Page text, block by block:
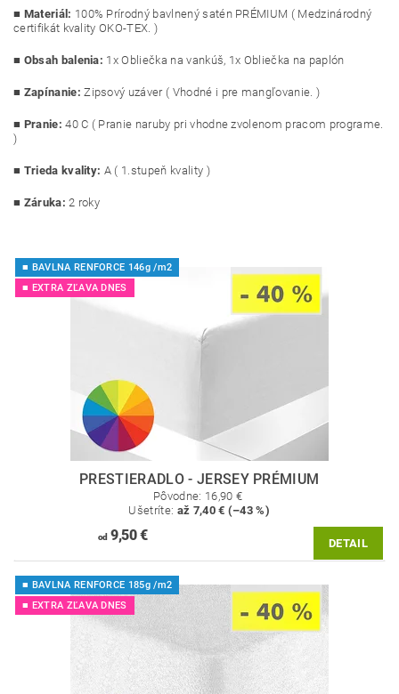
■ Materiál: 100% Prírodný bavlnený satén PRÉMIUM ( Medzinárodný
certifikát kvality OKO-TEX. )
■ Obsah balenia: 1x Obliečka na vankúš, 1x Obliečka na paplón
■ Zapínanie: Zipsový uzáver ( Vhodné i pre mangľovanie. )
■ Pranie: 40 C ( Pranie naruby pri vhodne zvolenom pracom programe.
)
■ Trieda kvality: A ( 1.stupeň kvality )
■ Záruka: 2 roky
■ BAVLNA RENFORCE 146g /m2
■ EXTRA ZĽAVA DNES
PRESTIERADLO - JERSEY PRÉMIUM
Pôvodne: 16,90 €
Ušetríte: až 7,40 € (–43 %)
od9,50 € DETAIL
■ BAVLNA RENFORCE 185g /m2
■ EXTRA ZĽAVA DNES